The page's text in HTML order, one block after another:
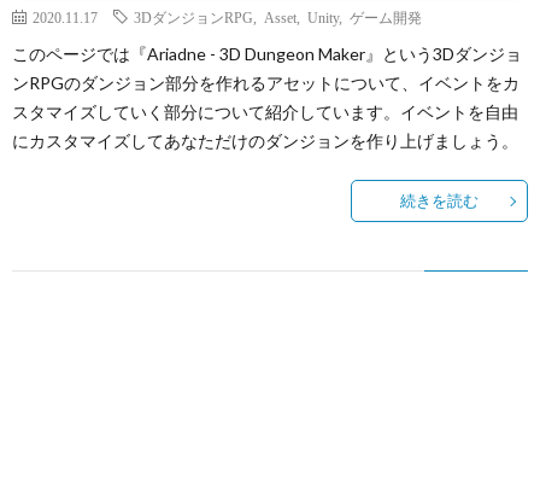
ン
ジ
理
の
イ
バ
問
い
合
2020.11.17 3DダンジョンRPG Asset Unity, ゲーム開発
このページでは『Ariadne - 3D Dungeon Maker』という3Dダンジョ
ンRPGのダンジョン部分を作れるアセットについて、イベントをカ
スタマイズしていく部分について紹介しています。イベントを自由
にカスタマイズしてあなただけのダンジョンを作り上げましょう。
続きを読む